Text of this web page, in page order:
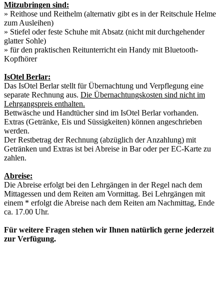
Mitzubringen sind:
» Reithose und Reithelm (alternativ gibt es in der Reitschule Helme
zum Ausleihen)
» Stiefel oder feste Schuhe mit Absatz (nicht mit durchgehender
glatter Sohle)
» für den praktischen Reitunterricht ein Handy mit Bluetooth-
Kopfhörer
IsOtel Berlar:
Das IsOtel Berlar stellt für Übernachtung und Verpflegung eine
separate Rechnung aus. Die Übernachtungskosten sind nicht im
Lehrgangspreis enthalten.
Bettwäsche und Handtücher sind im IsOtel Berlar vorhanden.
Extras (Getränke, Eis und Süssigkeiten) können angeschrieben
werden.
Der Restbetrag der Rechnung (abzüglich der Anzahlung) mit
Getränken und Extras ist bei Abreise in Bar oder per EC-Karte zu
zahlen.
Abreise:
Die Abreise erfolgt bei den Lehrgängen in der Regel nach dem
Mittagessen und dem Reiten am Vormittag. Bei Lehrgängen mit
einem * erfolgt die Abreise nach dem Reiten am Nachmittag, Ende
ca. 17.00 Uhr.
Für weitere Fragen stehen wir Ihnen natürlich gerne jederzeit
zur Verfügung.